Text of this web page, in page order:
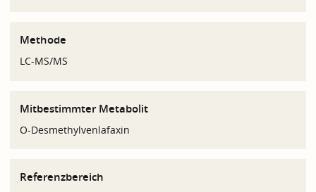
Methode
LC-MS/MS
Mitbestimmter Metabolit
O-Desmethylvenlafaxin
Referenzbereich